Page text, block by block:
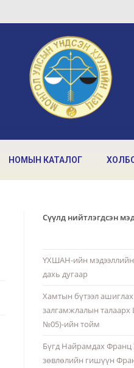
НОМЫН КАТАЛОГ
Сүүлд нийтлэгдсэн
ҮХШАН-ийн
дахь дугаар
Хамтын бүтээл
залгамжлалын талаарх
№05)-ийн тойм
Бүгд Найрамдах Франц
зөвлөлийн гишүүн